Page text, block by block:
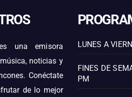
una emisora
noticias y
Conéctate
de lo mejor
LUNES A
FINES DE
PM